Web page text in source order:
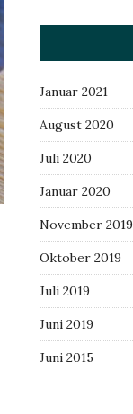
Januar 2021
August 2020
Juli 2020
Januar 2020
November 2019
Oktober 2019
Juli 2019
Juni 2019
Juni 2015